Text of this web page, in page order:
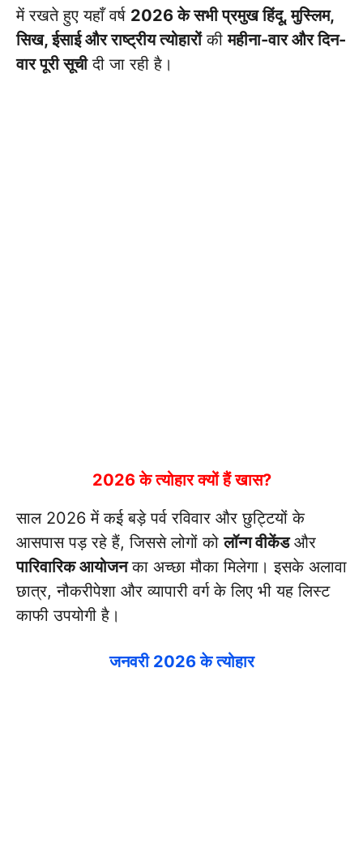
में रखते हुए यहाँ वर्ष 2026 के सभी प्रमुख हिंदू, मुस्लिम,
सिख, ईसाई और राष्ट्रीय त्योहारोंकीमहीना-वार और दिन-
वार पूरी सूचीदी जा रही है।
2026 के त्योहार क्यों हैं खास?
साल 2026 में कई बड़े पर्व रविवार और छुट्टियों के
आसपास पड़ रहे हैं, जिससे लोगों कोलॉन्ग वीकेंडऔर
पारिवारिक आयोजनका अच्छा मौका मिलेगा। इसके अलावा
छात्र, नौकरीपेशा और व्यापारी वर्ग के लिए भी यह लिस्ट
काफी उपयोगी है।
जनवरी 2026 के त्योहार